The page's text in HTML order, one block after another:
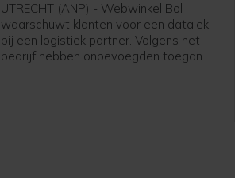
UTRECHT (ANP) - Webwinkel Bol
waarschuwt klanten voor een datalek
bij een logistiek partner. Volgens het
bedrijf hebben onbevoegden toegang